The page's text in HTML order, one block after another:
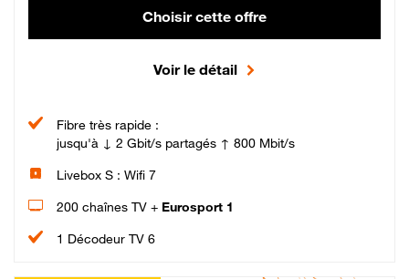
Choisir cette offre
Voir le détail
Fibre très rapide :
jusqu'à ↓ 2 Gbit/s partagés ↑ 800 Mbit/s
Livebox S : Wifi 7
200 chaînes TV + Eurosport 1
1 Décodeur TV 6